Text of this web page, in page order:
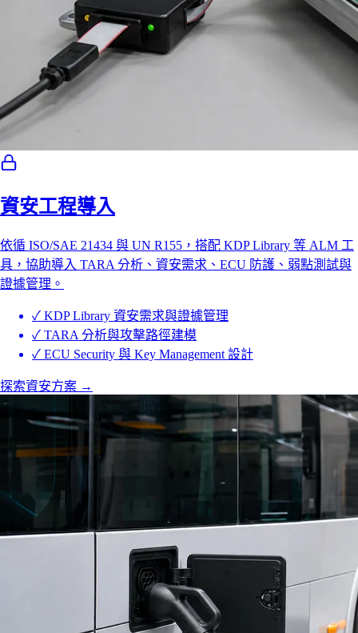
資安工程導入
依循 ISO/SAE 21434 與 UN R155，搭配 KDP Library 等 ALM 工
具，協助導入 TARA 分析、資安需求、ECU 防護、弱點測試與
證據管理。
✓ KDP Library 資安需求與證據管理
✓ TARA 分析與攻擊路徑建模
✓ ECU Security 與 Key Management 設計
探索資安方案 →